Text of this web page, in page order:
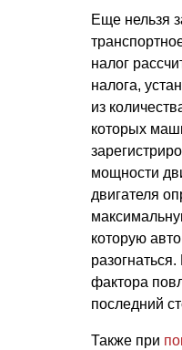
Еще нельзя
налог
налога,
из
которых
мощности
двигателя
которую
фактора
последний
Также при